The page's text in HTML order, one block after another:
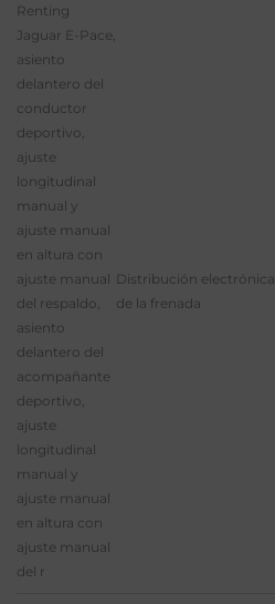
Renting
Jaguar E-Pace,
asiento
delantero del
conductor
deportivo,
ajuste
longitudinal
manual y
ajuste manual
en altura con
ajuste manual
del respaldo,
asiento
delantero del
acompañante
deportivo,
ajuste
longitudinal
manual y
ajuste manual
en altura con
ajuste manual
del r
Distribución electrónica
de la frenada